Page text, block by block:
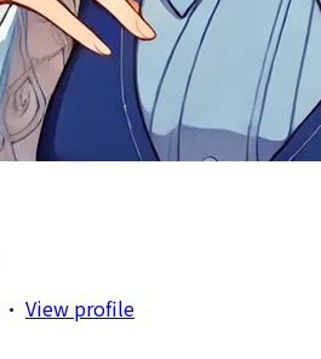
• View profile